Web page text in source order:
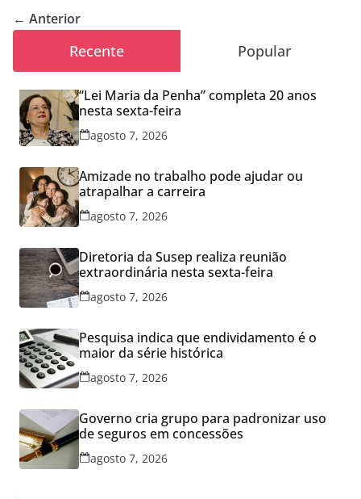
← Anterior
Recente Popular
“Lei Maria da Penha” completa 20 anos
nesta sexta-feira
agosto 7, 2026
Amizade no trabalho pode ajudar ou
atrapalhar a carreira
agosto 7, 2026
Diretoria da Susep realiza reunião
extraordinária nesta sexta-feira
agosto 7, 2026
Pesquisa indica que endividamento é o
maior da série histórica
agosto 7, 2026
Governo cria grupo para padronizar uso
de seguros em concessões
agosto 7, 2026